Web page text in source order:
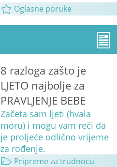
Oglasne poruke
8 razloga zašto je
LJETO najbolje za
PRAVLJENJE BEBE
Začeta sam ljeti (hvala
moru) i mogu vam reći da
je proljeće odlično vrijeme
za rođenje.
Pripreme za trudnoću